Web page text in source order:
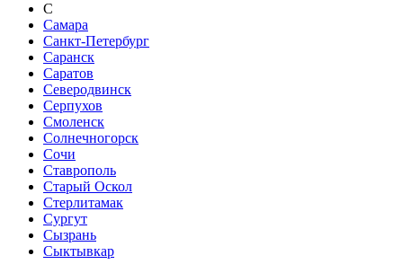
С
Самара
Санкт-Петербург
Саранск
Саратов
Северодвинск
Серпухов
Смоленск
Солнечногорск
Сочи
Ставрополь
Старый Оскол
Стерлитамак
Сургут
Сызрань
Сыктывкар